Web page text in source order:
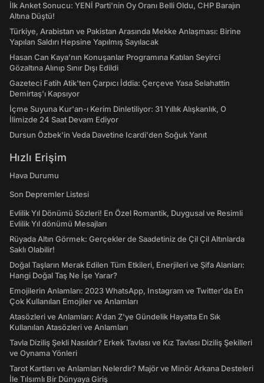
İlk Anket Sonucu: YENİ Parti'nin Oy Oranı Belli Oldu, CHP Barajın
Altına Düştü!
Türkiye, Arabistan ve Pakistan Arasında Mekke Anlaşması: Birine
Yapılan Saldırı Hepsine Yapılmış Sayılacak
Hasan Can Kaya’nın Konuşanlar Programına Katılan Seyirci
Gözaltına Alınıp Sınır Dışı Edildi
Gazeteci Fatih Atik'ten Çarpıcı İddia: Çerçeve Yasa Selahattin
Demirtaş'ı Kapsıyor
İçme Suyuna Kur'an-ı Kerim Dinletiliyor: 31 Yıllık Alışkanlık, O
İlimizde 24 Saat Devam Ediyor
Dursun Özbek'in Veda Davetine Icardi'den Soğuk Yanıt
Hızlı Erişim
Hava Durumu
Son Depremler Listesi
Evlilik Yıl Dönümü Sözleri! En Özel Romantik, Duygusal ve Resimli
Evlilik Yıl dönümü Mesajları
Rüyada Altın Görmek: Gerçekler de Saadetiniz de Çil Çil Altınlarda
Saklı Olabilir!
Doğal Taşların Merak Edilen Tüm Etkileri, Enerjileri ve Şifa Alanları:
Hangi Doğal Taş Ne İşe Yarar?
Emojilerin Anlamları: 2023 WhatsApp, Instagram ve Twitter'da En
Çok Kullanılan Emojiler ve Anlamları
Atasözleri ve Anlamları: A'dan Z'ye Gündelik Hayatta En Sık
Kullanılan Atasözleri ve Anlamları
Tavla Diziliş Şekli Nasıldır? Erkek Tavlası ve Kız Tavlası Diziliş Şekilleri
ve Oynama Yönleri
Tarot Kartları ve Anlamları Nelerdir? Majör ve Minör Arkana Desteleri
İle Tılsımlı Bir Dünyaya Giriş